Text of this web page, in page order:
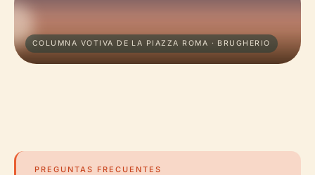
COLUMNA VOTIVA DE LA PIAZZA ROMA · BRUGHERIO
PREGUNTAS FRECUENTES